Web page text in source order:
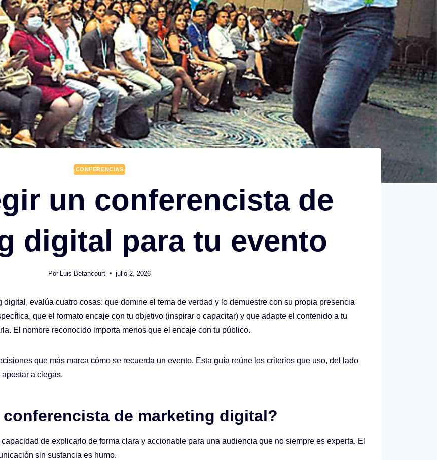
CONFERENCIAS
un conferencista de
digital para tu evento
Por Luis Betancourt julio 2, 2026
evalúa cuatro cosas: que domine el tema de verdad y lo demuestre con su propia presencia
que el formato encaje con tu objetivo (inspirar o capacitar) y que adapte el contenido a tu
El nombre reconocido importa menos que el encaje con tu público.
que más marca cómo se recuerda un evento. Esta guía reúne los criterios que uso, del lado
a ciegas.
de marketing digital?
de explicarlo de forma clara y accionable para una audiencia que no siempre es experta. El
sin sustancia es humo.